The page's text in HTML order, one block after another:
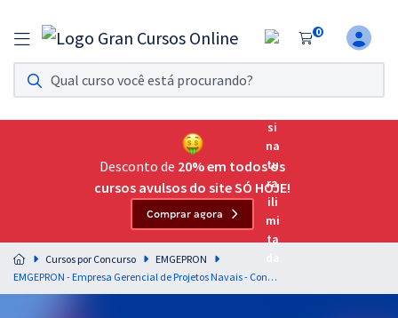
0
Assinatura Ilimitada 11
Acesso a todos os cursos. Teste grátis por 7 dias!
Assinatura OAB Até Passar
Acesso ilimitado a toda preparação para o Exame da
Residências Multiprofissionais
Preparação completa e intensiva para as principais
residências em saúde do Brasil
Desconto de 20% em todos os
cursos avulsos do site SÓ HOJE!
Comprar agora
Cursos por Concurso
EMGEPRON
EMGEPRON - Empresa Gerencial de Projetos Navais - Conhecimentos Específicos para o Cargo de Analista de Projetos Navais - Analista de Administração